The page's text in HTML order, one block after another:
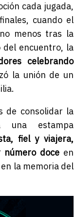
cada jugada,
cuando el
menos tras la
del encuentro, la
celebrando
la unión de un
de consolidar la
una estampa
fiel y viajera,
número doce en
la memoria del